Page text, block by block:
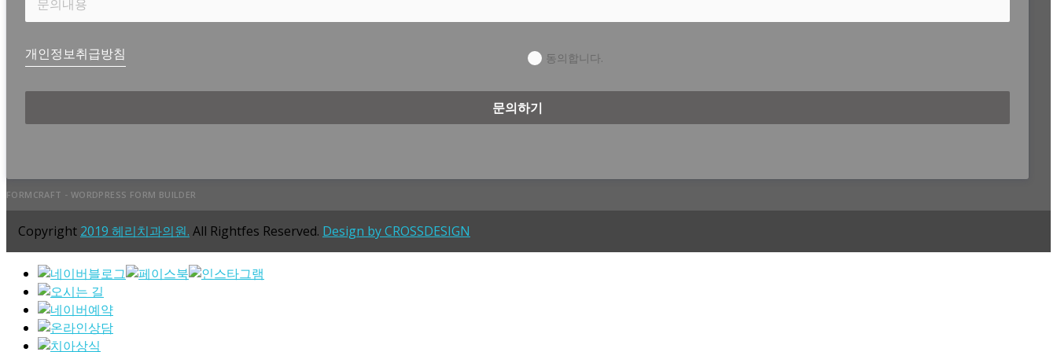
개인정보취급방침 동의합니다.
문의하기
FORMCRAFT - WORDPRESS FORM BUILDER
Copyright 2019 헤리치과의원. All Rightfes Reserved. Design by CROSSDESIGN